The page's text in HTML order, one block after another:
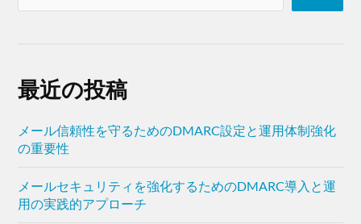
最近の投稿
メール信頼性を守るためのDMARC設定と運用体制強化
の重要性
メールセキュリティを強化するためのDMARC導入と運
用の実践的アプローチ